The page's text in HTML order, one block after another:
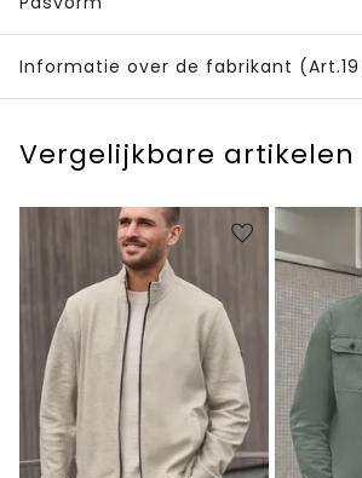
Informatie over de fabrikant (Art.19
Vergelijkbare artikelen